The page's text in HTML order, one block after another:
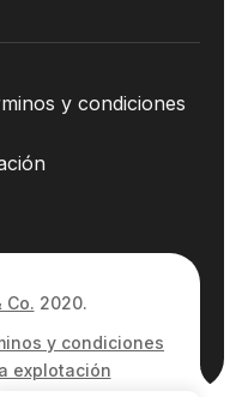
y condiciones
Co. 2020.
y condiciones
explotación